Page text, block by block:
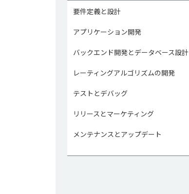
要件定義と設計
アプリケーション開発
バックエンド開発とデータベース設計
レーティングアルゴリズムの開発
テストとデバッグ
リリースとマーケティング
メンテナンスとアップデート